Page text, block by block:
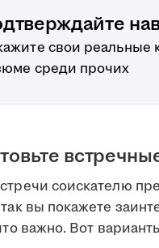
свои реальные
среди прочих
соискателю
вы покажете
важно. Вот